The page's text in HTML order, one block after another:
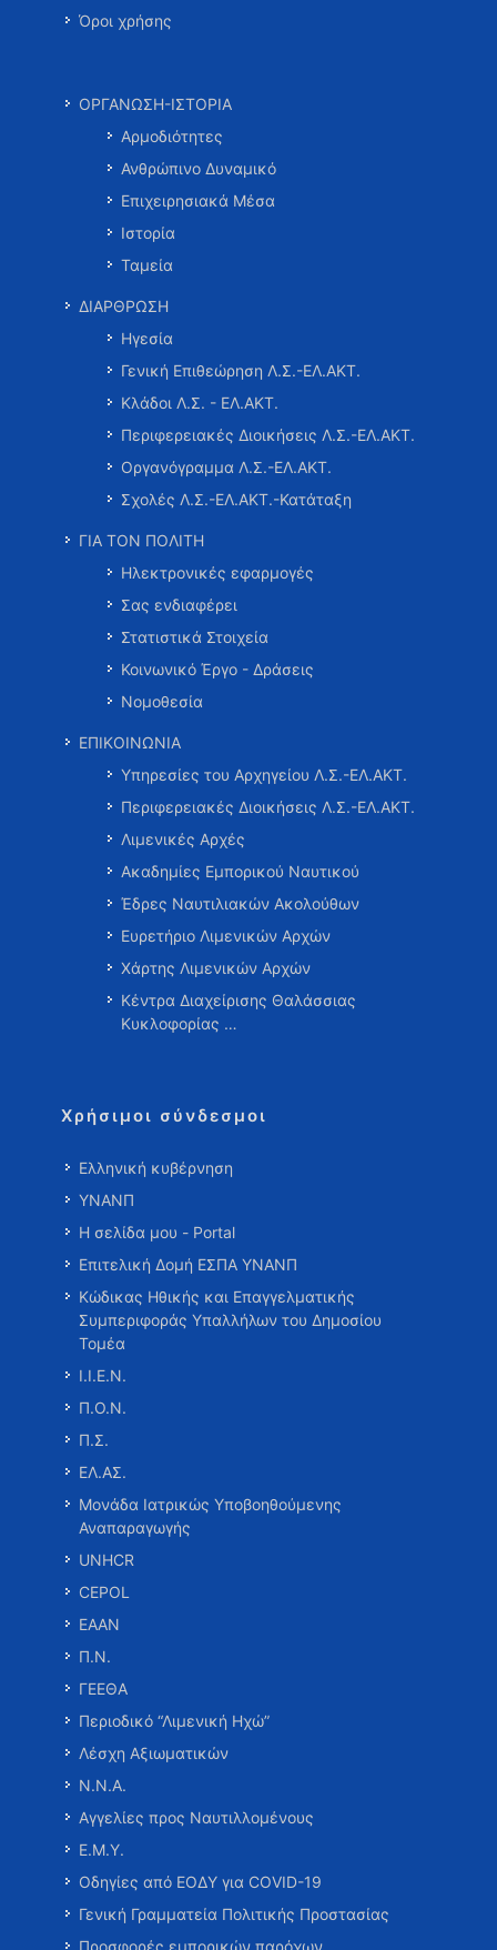
Όροι χρήσης
ΟΡΓΑΝΩΣΗ-ΙΣΤΟΡΙΑ
Αρμοδιότητες
Ανθρώπινο Δυναμικό
Επιχειρησιακά Μέσα
Ιστορία
Ταμεία
ΔΙΑΡΘΡΩΣΗ
Ηγεσία
Γενική Επιθεώρηση Λ.Σ.-ΕΛ.ΑΚΤ.
Κλάδοι Λ.Σ. - ΕΛ.ΑΚΤ.
Περιφερειακές Διοικήσεις Λ.Σ.-ΕΛ.ΑΚΤ.
Οργανόγραμμα Λ.Σ.-ΕΛ.ΑΚΤ.
Σχολές Λ.Σ.-ΕΛ.ΑΚΤ.-Κατάταξη
ΓΙΑ ΤΟΝ ΠΟΛΙΤΗ
Ηλεκτρονικές εφαρμογές
Σας ενδιαφέρει
Στατιστικά Στοιχεία
Κοινωνικό Έργο - Δράσεις
Νομοθεσία
ΕΠΙΚΟΙΝΩΝΙΑ
Υπηρεσίες του Αρχηγείου Λ.Σ.-ΕΛ.ΑΚΤ.
Περιφερειακές Διοικήσεις Λ.Σ.-ΕΛ.ΑΚΤ.
Λιμενικές Αρχές
Ακαδημίες Εμπορικού Ναυτικού
Έδρες Ναυτιλιακών Ακολούθων
Ευρετήριο Λιμενικών Αρχών
Χάρτης Λιμενικών Αρχών
Κέντρα Διαχείρισης Θαλάσσιας
Κυκλοφορίας …
Χρήσιμοι σύνδεσμοι
Ελληνική κυβέρνηση
ΥΝΑΝΠ
Η σελίδα μου - Portal
Επιτελική Δομή ΕΣΠΑ ΥΝΑΝΠ
Κώδικας Ηθικής και Επαγγελματικής
Συμπεριφοράς Υπαλλήλων του Δημοσίου
Τομέα
Ι.Ι.Ε.Ν.
Π.Ο.Ν.
Π.Σ.
ΕΛ.ΑΣ.
Μονάδα Ιατρικώς Υποβοηθούμενης
Αναπαραγωγής
UNHCR
CEPOL
ΕΑΑΝ
Π.Ν.
ΓΕΕΘΑ
Περιοδικό “Λιμενική Ηχώ”
Λέσχη Αξιωματικών
Ν.Ν.Α.
Αγγελίες προς Ναυτιλλομένους
Ε.Μ.Υ.
Οδηγίες από ΕΟΔΥ για COVID-19
Γενική Γραμματεία Πολιτικής Προστασίας